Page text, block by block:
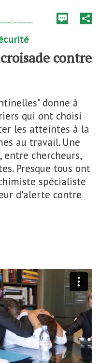
contre
donne à
qui ont choisi
les atteintes à la
au travail. Une
chercheurs,
Presque tous ont
spécialiste
d'alerte contre